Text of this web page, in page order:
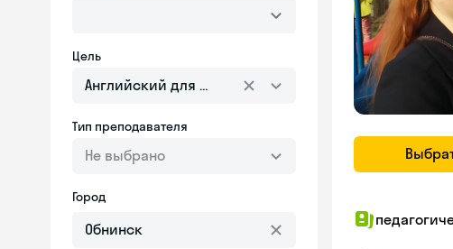
Цель
Английский для взрослых
Тип преподавателя
Не выбрано
Город